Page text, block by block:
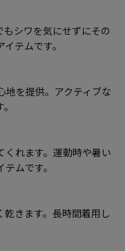
シワを気にせずにその
テムです。
地を提供。アクティブな
くれます。運動時や暑い
ムです。
きます。長時間着用し